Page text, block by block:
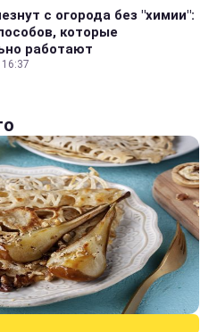
с огорода без "химии":
которые
работают
16:37